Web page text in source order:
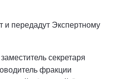
и передадут Экспертному
секретаря
фракции